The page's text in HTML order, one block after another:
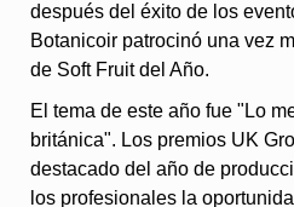
después del éxito de los
Botanicoir patrocinó una vez
de Soft Fruit del Año.
El tema de este año fue "Lo
británica". Los premios UK
destacado del año de
los profesionales la